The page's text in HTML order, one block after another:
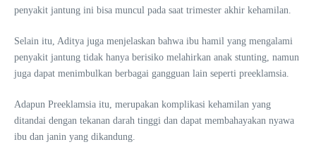
penyakit jantung ini bisa muncul pada saat trimester akhir kehamilan.
Selain itu, Aditya juga menjelaskan bahwa ibu hamil yang mengalami
penyakit jantung tidak hanya berisiko melahirkan anak stunting, namun
juga dapat menimbulkan berbagai gangguan lain seperti preeklamsia.
Adapun Preeklamsia itu, merupakan komplikasi kehamilan yang
ditandai dengan tekanan darah tinggi dan dapat membahayakan nyawa
ibu dan janin yang dikandung.